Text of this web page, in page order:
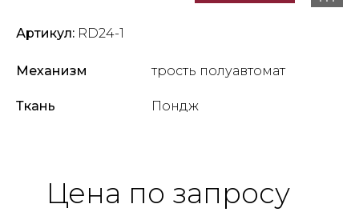
Артикул: RD24-1
Механизм трость полуавтомат
Ткань Пондж
Цена по запросу